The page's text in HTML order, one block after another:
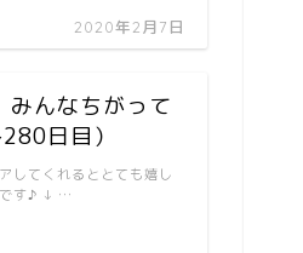
2020年2月7日
みんなちがって
日目）
してくれるととても嬉し
です♪ ↓ …